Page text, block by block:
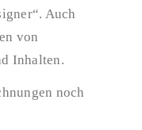
Auch
von
Inhalten.
noch